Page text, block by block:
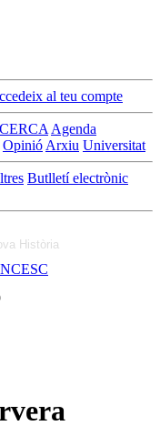
al teu compte
Agenda
Opinió Arxiu Universitat
Butlletí electrònic
Història